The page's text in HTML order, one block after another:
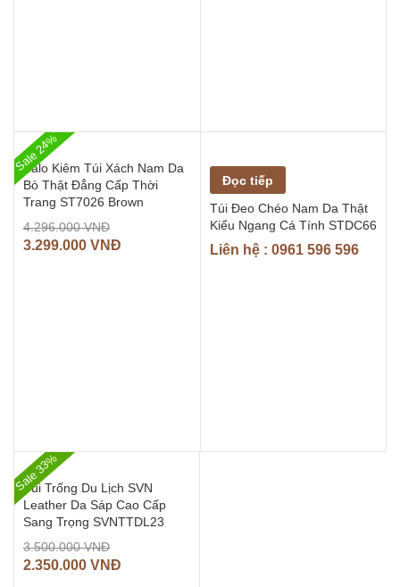
Sale 24%
Balo Kiêm Túi Xách Nam Da
Bò Thật Đẳng Cấp Thời
Trang ST7026 Brown
4.296.000VNĐ
3.299.000 VNĐ
Đọc tiếp
Túi Đeo Chéo Nam Da Thật
Kiểu Ngang Cá Tính STDC66
Liên hệ : 0961 596 596
Sale 33%
Túi Trống Du Lịch SVN
Leather Da Sáp Cao Cấp
Sang Trọng SVNTTDL23
3.500.000VNĐ
2.350.000 VNĐ